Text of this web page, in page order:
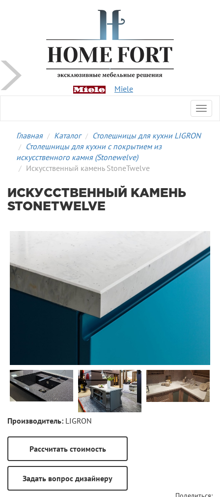
Miele
Главная Каталог
Столешницы для кухни LIGRON
Столешницы для кухни с покрытием из
искусственного камня (Stonewelve)
Искусственный камень StoneTwelve
ИСКУССТВЕННЫЙ КАМЕНЬ
STONETWELVE
Производитель: LIGRON